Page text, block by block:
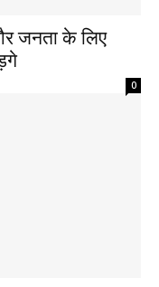
जनता के लिए
0